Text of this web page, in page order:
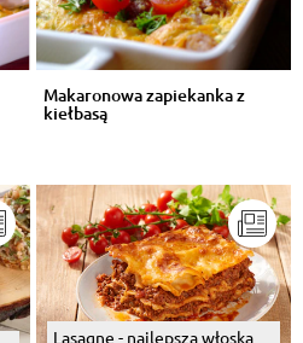
Makaronowa zapiekanka z
kiełbasą
Lasagne - najlepsza włoska